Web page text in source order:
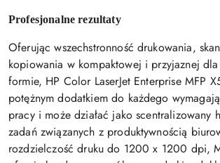
Profesjonalne rezultaty
Oferując wszechstronność drukowania,
kopiowania w kompaktowej i przyjaznej dla
formie, HP Color LaserJet Enterprise MFP
potężnym dodatkiem do każdego
pracy i może działać jako scentralizowany
zadań związanych z produktywnością
rozdzielczość druku do 1200 x 1200 dpi,